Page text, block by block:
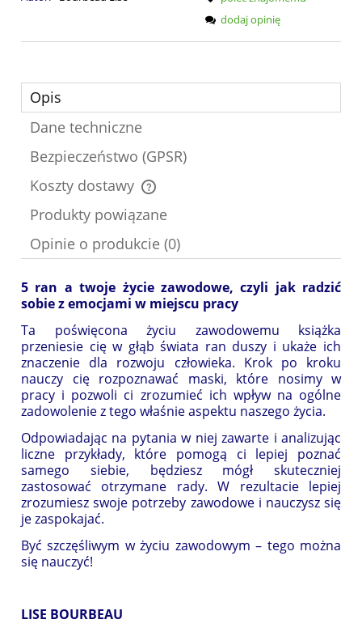
dodaj opinię
Opis
Dane techniczne
Bezpieczeństwo (GPSR)
Koszty dostawy
Cena nie zawiera ewentualnych kosztów płatności
Produkty powiązane
Opinie o produkcie (0)
5 ran a twoje życie zawodowe, czyli jak radzić
sobie z emocjami w miejscu pracy
Ta poświęcona życiu zawodowemu książka
przeniesie cię w głąb świata ran duszy i ukaże ich
znaczenie dla rozwoju człowieka. Krok po kroku
nauczy cię rozpoznawać maski, które nosimy w
pracy i pozwoli ci zrozumieć ich wpływ na ogólne
zadowolenie z tego właśnie aspektu naszego życia.
Odpowiadając na pytania w niej zawarte i analizując
liczne przykłady, które pomogą ci lepiej poznać
samego siebie, będziesz mógł skuteczniej
zastosować otrzymane rady. W rezultacie lepiej
zrozumiesz swoje potrzeby zawodowe i nauczysz się
je zaspokajać.
Być szczęśliwym w życiu zawodowym – tego można
się nauczyć!
LISE BOURBEAU